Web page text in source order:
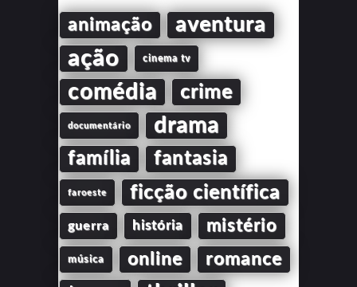
animação aventura
ação cinema tv
comédia crime
documentário drama
família fantasia
faroeste ficção científica
guerra história mistério
música online romance